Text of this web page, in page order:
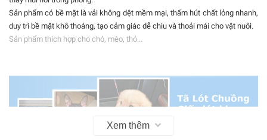
Sản phẩm có bề mặt là vải không dệt mềm mại, thấm hút chất lỏng nhanh,
duy trì bề mặt khô thoáng, tạo cảm giác dễ chiu và thoải mái cho vật nuôi.
Sản phẩm thích hợp cho chó, mèo, thỏ...
Xem thêm